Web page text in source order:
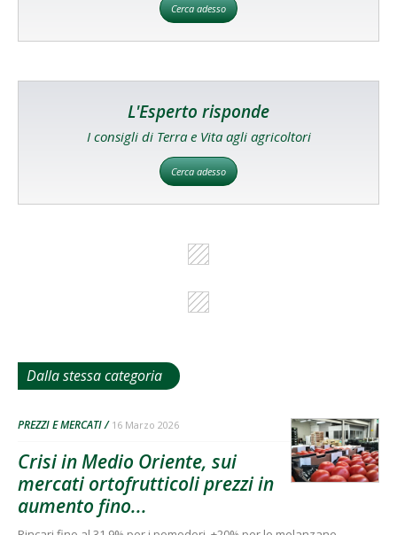
Cerca adesso
L'Esperto risponde
I consigli di Terra e Vita agli agricoltori
Cerca adesso
Dalla stessa categoria
PREZZI E MERCATI 16 Marzo 2026
Crisi in Medio Oriente, sui
mercati ortofrutticoli prezzi in
aumento fino...